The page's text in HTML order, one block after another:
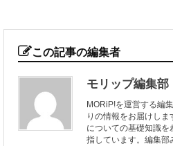
町。 そこで育った
と物語～
日本人なら知って
ーズ。 今回は、日
この記事の編集者
モリップ編集部
MORiP!を運営する編
りの情報をお届けし
についての基礎知識を
指しています。編集部